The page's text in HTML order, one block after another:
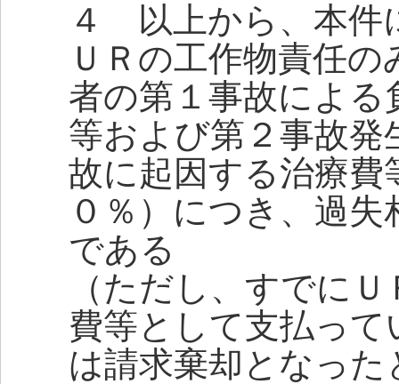
４ 以上から、本件
ＵＲの工作物責任
者の第１事故による
等および第２事故発
故に起因する治療費
０％）につき、過
である
（ただし、すでに
費等として支払っ
は請求棄却となっ